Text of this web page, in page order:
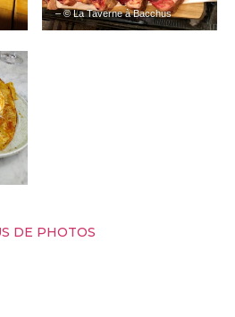
– © La Taverne à Bacchus
DE PHOTOS